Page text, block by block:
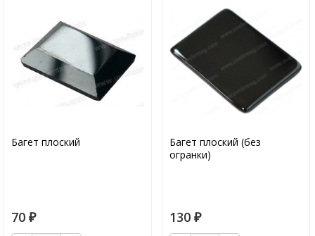
Багет плоский
70 ₽
Багет плоский (без
огранки)
130 ₽